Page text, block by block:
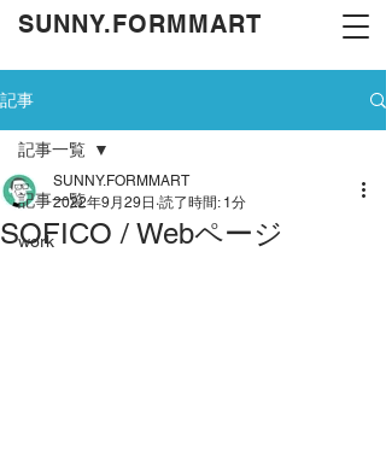
​SUNNY.FORMMART
記事
記事一覧
work
記事一覧
SOFICO / Webページ
SUNNY.FORMMART
2022年9月29日 読了時間: 1分